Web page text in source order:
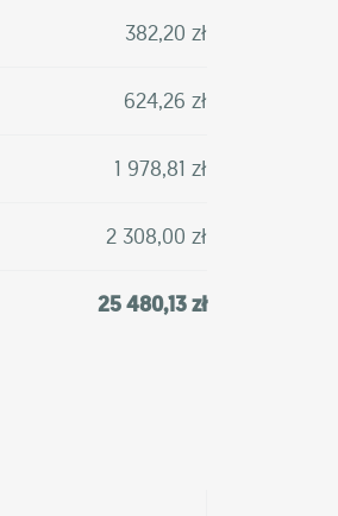
382,20 zł
624,26 zł
1 978,81 zł
2 308,00 zł
25 480,13 zł